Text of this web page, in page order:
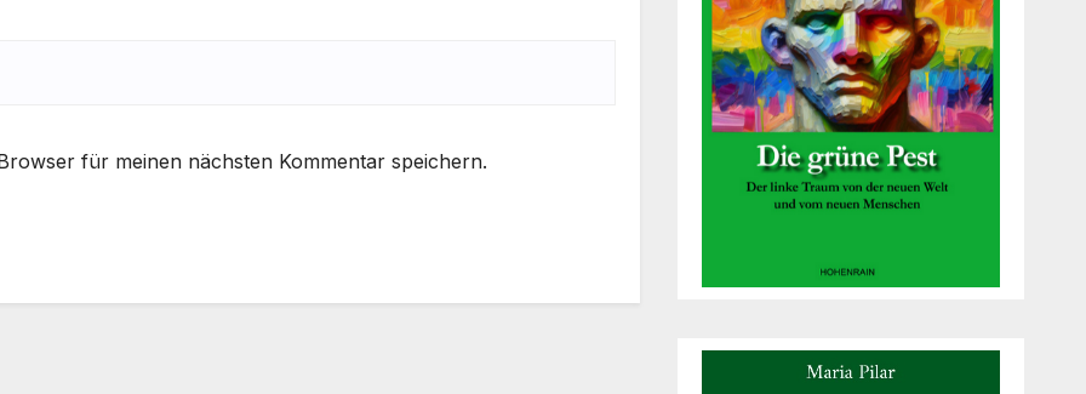
für meinen nächsten Kommentar speichern.